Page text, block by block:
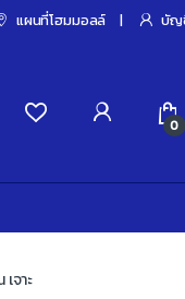
แผนที่โฮมมอลล์ บัญ
0
จาะ